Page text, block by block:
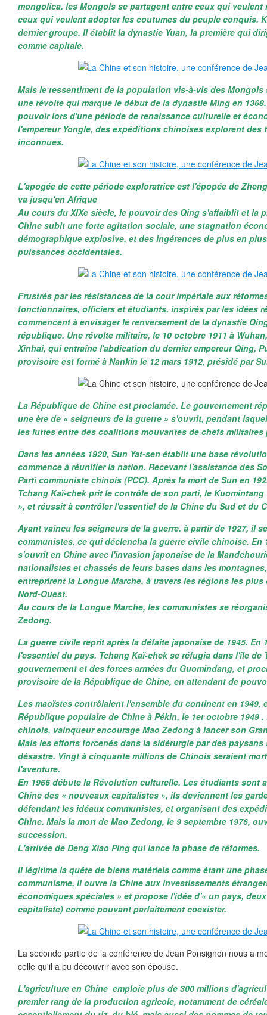
mongolica. les Mongols se partagent entre ceux qui veulent
ceux qui veulent adopter les coutumes du peuple conquis.
dernier groupe. Il établit la dynastie Yuan, la première qui
comme capitale.
Mais le ressentiment de la population vis-à-vis des
une révolte qui marque le début de la dynastie Ming en
pouvoir lors d'une période de renaissance culturelle et
l'empereur Yongle, des expéditions chinoises explorent des
inconnues.
L'apogée de cette période exploratrice est l'épopée de
va jusqu'en Afrique
Au cours du XIXe siècle, le pouvoir des Qing s'affaiblit et la
Chine subit une forte agitation sociale, une stagnation
démographique explosive, et des ingérences de plus en
puissances occidentales.
Frustrés par les résistances de la cour impériale aux
fonctionnaires, officiers et étudiants, inspirés par les idées
commencent à envisager le renversement de la dynastie
république. Une révolte militaire, le 10 octobre 1911 à
Xinhai, qui entraîne l'abdication du dernier empereur Qing,
provisoire est formé à Nankin le 12 mars 1912, présidé par
La République de Chine est proclamée. Le gouvernement
une ère de « seigneurs de la guerre » s'ouvrit, pendant
les luttes entre des coalitions mouvantes de chefs
Dans les années 1920, Sun Yat-sen établit une base
commence à réunifier la nation. Recevant l'assistance des
Parti communiste chinois (PCC). Après la mort de Sun en
Tchang Kaï-chek prit le contrôle de son parti, le
», et réussit à contrôler l'essentiel de la Chine du Sud et du
Ayant vaincu les seigneurs de la guerre. à partir de 1927, il
communistes, ce qui déclencha la guerre civile chinoise. En
s'ouvrit en Chine avec l'invasion japonaise de la
nationalistes et chassés de leurs bases dans les
entreprirent la Longue Marche, à travers les régions les
Nord-Ouest.
Au cours de la Longue Marche, les communistes se
Zedong.
La guerre civile reprit après la défaite japonaise de 1945. En
l'essentiel du pays. Tchang Kaï-chek se réfugia dans l'île de
gouvernement et des forces armées du Guomindang, et
provisoire de la République de Chine, en attendant de
Les maoïstes contrôlaient l'ensemble du continent en 1949,
République populaire de Chine à Pékin, le 1er octobre 1949
chinois, vainqueur encourage Mao Zedong à lancer son
Mais les efforts forcenés dans la sidérurgie par des paysans
désastre. Vingt à cinquante millions de Chinois seraient
l'aventure.
En 1966 débute la Révolution culturelle. Les étudiants sont
Chine des « nouveaux capitalistes », ils deviennent les
défendant les idéaux communistes, et organisant des
Chine. Mais la mort de Mao Zedong, le 9 septembre 1976,
succession.
L'arrivée de Deng Xiao Ping qui lance la phase de réformes.
Il légitime la quête de biens matériels comme étant une
communisme, il ouvre la Chine aux investissements
économiques spéciales » et propose l'idée d'« un pays,
capitaliste) comme pouvant parfaitement coexister.
La seconde partie de la conférence de Jean Ponsignon nous a
celle qu'il a pu découvrir avec son épouse.
L'agriculture en Chine emploie plus de 300 millions
premier rang de la production agricole, notamment de